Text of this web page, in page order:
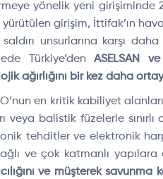
yönelik yeni girişiminde
girişim, İttifak’ın
unsurlarına karşı
Türkiye’denASELSAN ve
ağırlığını bir kez daha
en kritik kabiliyet
veya balistik füzelerle
tehditler ve elektronik
ve çok katmanlı yapılara
ve müşterek